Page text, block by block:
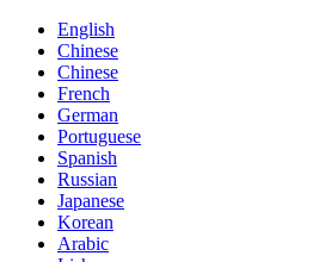
English
Chinese
Chinese
French
German
Portuguese
Spanish
Russian
Japanese
Korean
Arabic